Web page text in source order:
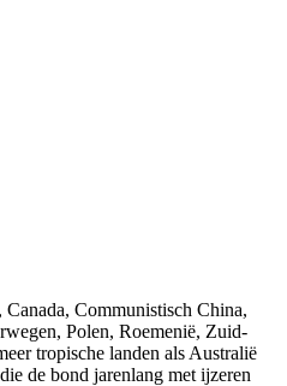
Communistisch China,
Polen, Roemenië, Zuid-
tropische landen als Australië
de bond jarenlang met ijzeren